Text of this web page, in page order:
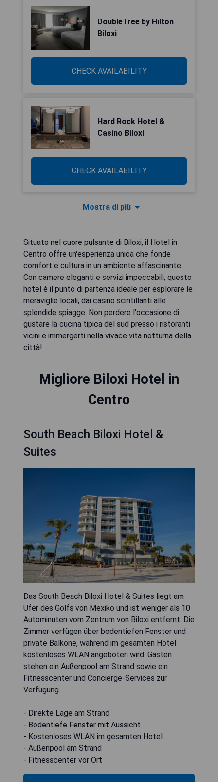
DoubleTree by Hilton
Biloxi
CHECK AVAILABILITY
Hard Rock Hotel &
Casino Biloxi
CHECK AVAILABILITY
Mostra di più
Situato nel cuore pulsante di Biloxi, il Hotel in
Centro offre un'esperienza unica che fonde
comfort e cultura in un ambiente affascinante.
Con camere eleganti e servizi impeccabili, questo
hotel è il punto di partenza ideale per esplorare le
meraviglie locali, dai casinò scintillanti alle
splendide spiagge. Non perdere l'occasione di
gustare la cucina tipica del sud presso i ristoranti
vicini e immergerti nella vivace vita notturna della
città!
Migliore Biloxi Hotel in
Centro
South Beach Biloxi Hotel &
Suites
Das South Beach Biloxi Hotel & Suites liegt am
Ufer des Golfs von Mexiko und ist weniger als 10
Autominuten vom Zentrum von Biloxi entfernt. Die
Zimmer verfügen über bodentiefen Fenster und
private Balkone, während im gesamten Hotel
kostenloses WLAN angeboten wird. Gästen
stehen ein Außenpool am Strand sowie ein
Fitnesscenter und Concierge-Services zur
Verfügung.
- Direkte Lage am Strand
- Bodentiefe Fenster mit Aussicht
- Kostenloses WLAN im gesamten Hotel
- Außenpool am Strand
- Fitnesscenter vor Ort